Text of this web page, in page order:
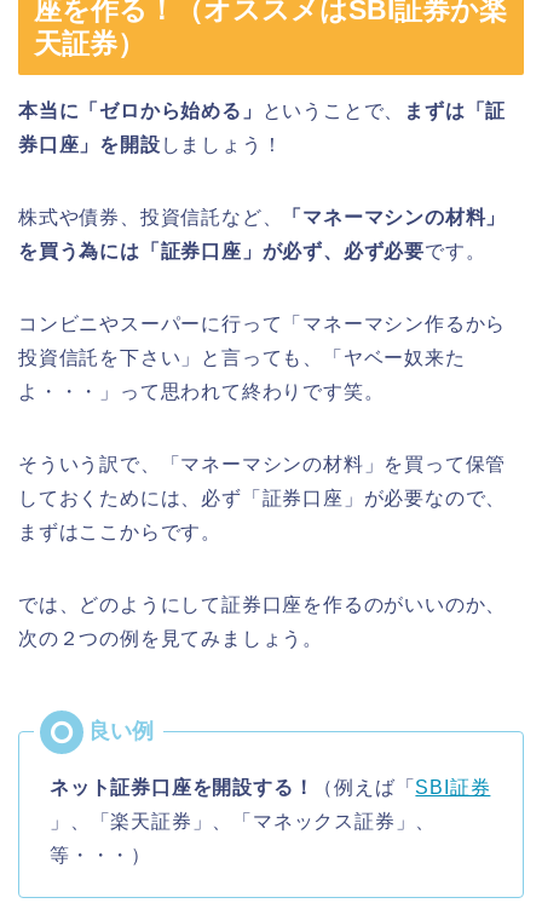
座を作る！（オススメはSBI証券か楽
天証券）
本当に「ゼロから始める」 ということで、
まずは「証
券口座」を開設 しましょう！
株式や債券、投資信託など、
「マネーマシンの材料」
を買う為には「証券口座」が必ず、必ず必要です。
コンビニやスーパーに行って「マネーマシン作るから
投資信託を下さい」と言っても、「ヤベー奴来た
よ・・・」って思われて終わりです笑。
そういう訳で、「マネーマシンの材料」を買って保管
しておくためには、必ず「証券口座」が必要なので、
まずはここからです。
では、どのようにして証券口座を作るのがいいのか、
次の２つの例を見てみましょう。
ネット証券口座を開設する！ （例えば「 SBI証券
」、「楽天証券」、「マネックス証券」、
等・・・）